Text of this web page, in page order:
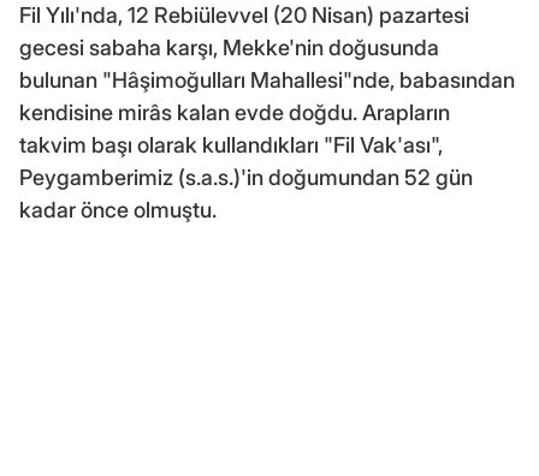
Fil Yılı'nda, 12 Rebiülevvel (20 Nisan) pazartesi
gecesi sabaha karşı, Mekke'nin doğusunda
bulunan "Hâşimoğulları Mahallesi"nde, babasından
kendisine mirâs kalan evde doğdu. Arapların
takvim başı olarak kullandıkları "Fil Vak'ası",
Peygamberimiz (s.a.s.)'in doğumundan 52 gün
kadar önce olmuştu.